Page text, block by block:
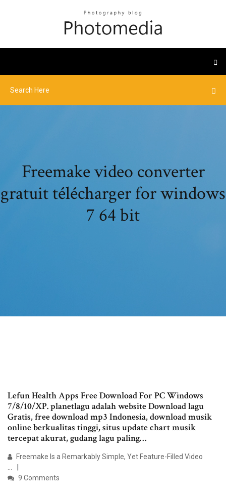
Freemake video converter
gratuit télécharger for windows
7 64 bit
Lefun Health Apps Free Download For PC Windows
7/8/10/XP. planetlagu adalah website Download lagu
Gratis, free download mp3 Indonesia, download musik
online berkualitas tinggi, situs update chart musik
tercepat akurat, gudang lagu paling…
Freemake Is a Remarkably Simple, Yet Feature-Filled Video
...
9 Comments